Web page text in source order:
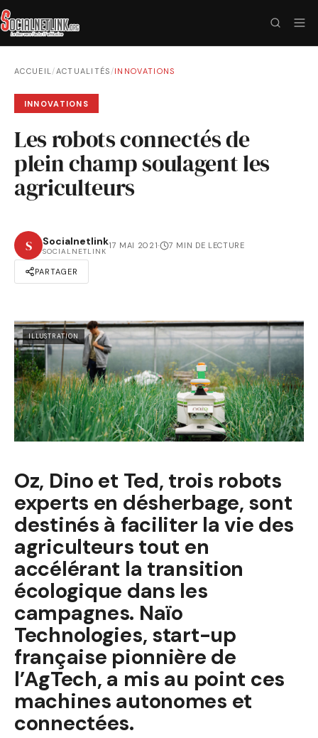
ACCUEIL/ACTUALITÉS /INNOVATIONS
INNOVATIONS
Les robots connectés de
plein champ soulagent les
agriculteurs
S Socialnetlink
SOCIALNETLINK
17 MAI 2021· 7 MIN DE LECTURE
PARTAGER
ILLUSTRATION
Oz, Dino et Ted, trois robots
experts en désherbage, sont
destinés à faciliter la vie des
agriculteurs tout en
accélérant la transition
écologique dans les
campagnes. Naïo
Technologies, start-up
française pionnière de
l’AgTech, a mis au point ces
machines autonomes et
connectées.